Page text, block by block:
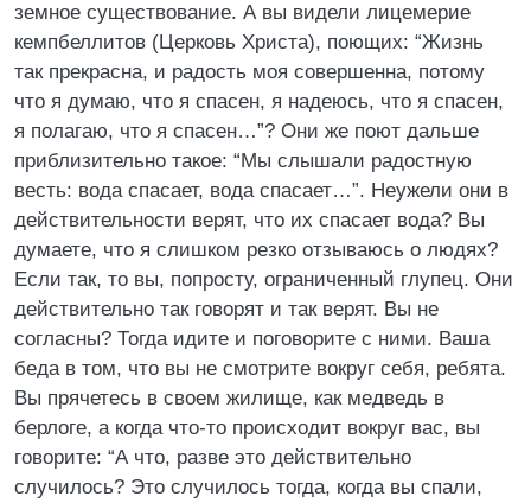
земное существование. А вы видели лицемерие
кемпбеллитов (Церковь Христа), поющих: “Жизнь
так прекрасна, и радость моя совершенна, потому
что я думаю, что я спасен, я надеюсь, что я спасен,
я полагаю, что я спасен…”? Они же поют дальше
приблизительно такое: “Мы слышали радостную
весть: вода спасает, вода спасает…”. Неужели они в
действительности верят, что их спасает вода? Вы
думаете, что я слишком резко отзываюсь о людях?
Если так, то вы, попросту, ограниченный глупец. Они
действительно так говорят и так верят. Вы не
согласны? Тогда идите и поговорите с ними. Ваша
беда в том, что вы не смотрите вокруг себя, ребята.
Вы прячетесь в своем жилище, как медведь в
берлоге, а когда что-то происходит вокруг вас, вы
говорите: “А что, разве это действительно
случилось? Это случилось тогда, когда вы спали,